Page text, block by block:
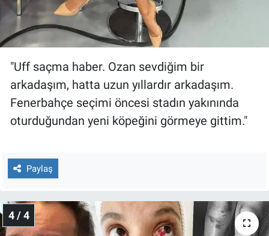
"Uff saçma haber. Ozan sevdiğim bir
arkadaşım, hatta uzun yıllardır arkadaşım.
Fenerbahçe seçimi öncesi stadın yakınında
oturduğundan yeni köpeğini görmeye gittim."
Paylaş
4 / 4